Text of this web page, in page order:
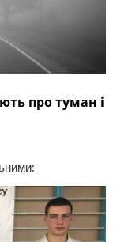
про туман і